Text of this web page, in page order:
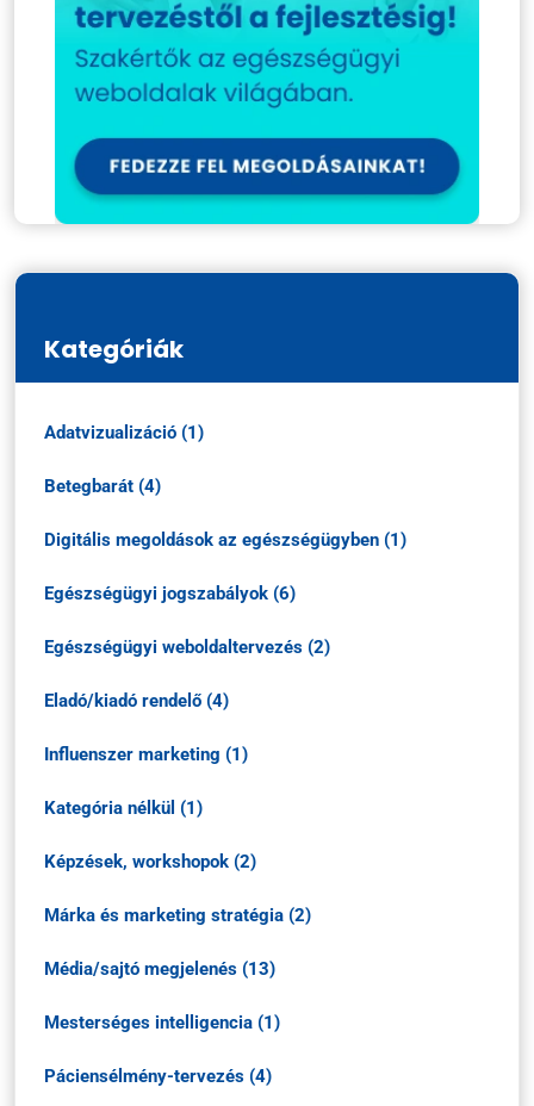
Kategóriák
Adatvizualizáció (1)
Betegbarát (4)
Digitális megoldások az egészségügyben (1)
Egészségügyi jogszabályok (6)
Egészségügyi weboldaltervezés (2)
Eladó/kiadó rendelő (4)
Influenszer marketing (1)
Kategória nélkül (1)
Képzések, workshopok (2)
Márka és marketing stratégia (2)
Média/sajtó megjelenés (13)
Mesterséges intelligencia (1)
Páciensélmény-tervezés (4)